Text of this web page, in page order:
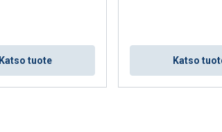
Katso tuote Katso